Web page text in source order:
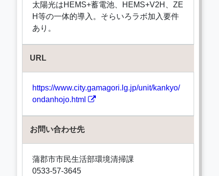
太陽光はHEMS+蓄電池、HEMS+V2H、ZE
H等の一体的導入。そらいろラボ加入要件
あり。
URL
https://www.city.gamagori.lg.jp/unit/kankyo/
ondanhojo.html
お問い合わせ先
蒲郡市市民生活部環境清掃課
0533-57-3645